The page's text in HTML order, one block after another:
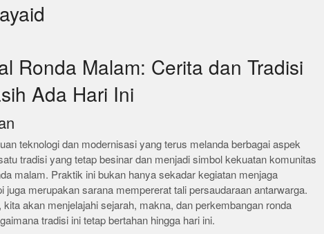
Ronda Malam: Cerita dan Tradisi
Ada Hari Ini
teknologi dan modernisasi yang terus melanda berbagai aspek
tradisi yang tetap besinar dan menjadi simbol kekuatan komunitas
malam. Praktik ini bukan hanya sekadar kegiatan menjaga
juga merupakan sarana mempererat tali persaudaraan antarwarga.
kita akan menjelajahi sejarah, makna, dan perkembangan ronda
tradisi ini tetap bertahan hingga hari ini.